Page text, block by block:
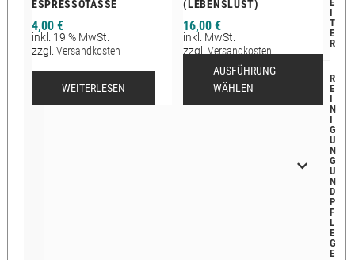
ESPRESSOTASSE
4,00 €
inkl. 19 % MwSt.
zzgl. Versandkosten
WEITERLESEN
(LEBENSLUST)
16,00€
inkl. MwSt.
zzgl.Versandkosten
Lieferzeit:2-12 Tage
AUSFÜHRUNG
WÄHLEN
I
T
E
R
R
E
I
N
I
G
U
N
G
U
N
D
P
F
L
E
G
E